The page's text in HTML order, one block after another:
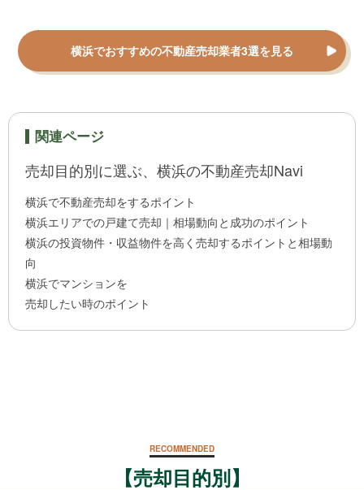
横浜でおすすめの不動産売却業者3選を見る
関連ページ
売却目的別に選ぶ、横浜の不動産売却Navi
横浜で不動産売却をするポイント
横浜エリアでの戸建て売却｜相場動向と成功のポイント
横浜の投資物件・収益物件を高く売却するポイントと相場動
向
横浜でマンションを
売却したい時のポイント
RECOMMENDED
【売却目的別】